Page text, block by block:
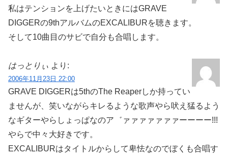
私はテンションを上げたいときにはGRAVE
DIGGERの9thアルバムのEXCALIBURを聴きます。
そして10曲目のサビで自分も合唱します。
はっとりぃ より:
2006年11月23日 22:00
GRAVE DIGGERは5thのThe Reaperしか持ってい
ませんが、笑いながらキレるような歌声やら吠え猛るよう
なギターやらしょっぱなのア゛ァァァァァァァーーーー!!!
やらで中々大好きです。
EXCALIBURはタイトルからして卑怯なのでぼくも合唱す